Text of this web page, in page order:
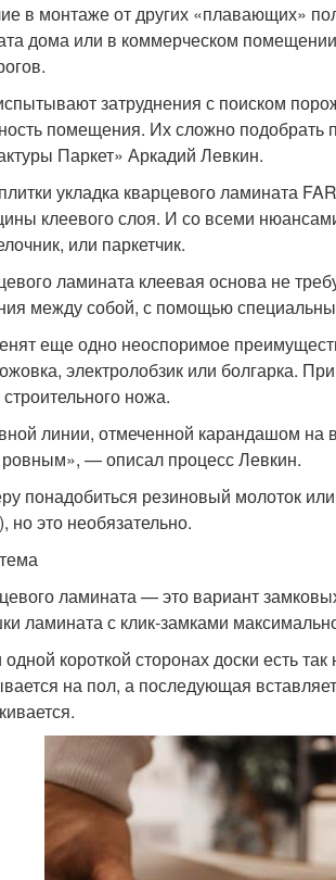
в монтаже от других «плавающих»
дома или в коммерческом
затруднения с поиском
помещения. Их сложно подобрать
Паркет» Аркадий Левкин.
укладка кварцевого ламината
клеевого слоя. И со всеми
или паркетчик.
ламината клеевая основа не
между собой, с помощью
еще одно неоспоримое
электролобзик или болгарка.
ножа.
линии, отмеченной карандашом
ровным», — описал процесс Левкин.
понадобиться резиновый молоток
но это необязательно.
ламината — это вариант
ламината с клик-замками
короткой сторонах доски есть
на пол, а последующая